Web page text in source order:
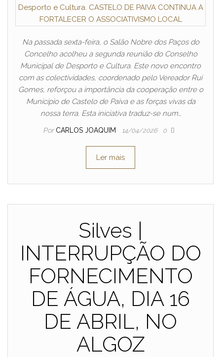
Na passada sexta-feira, o Salão Nobre dos Paços do
Concelho acolheu a segunda reunião do Conselho
Municipal de Desporto e Cultura. Este novo encontro
com as colectividades, coordenado pelo Vereador Rui
Gomes, reforçou a importância da cooperação entre o
Município de Castelo de Paiva e as forças vivas da
nossa terra. Esta iniciativa traduz-se num…
Por CARLOS JOAQUIM 14/04/2026 0
Ler mais
Silves |
INTERRUPÇÃO DO
FORNECIMENTO
DE ÁGUA, DIA 16
DE ABRIL, NO
ALGOZ